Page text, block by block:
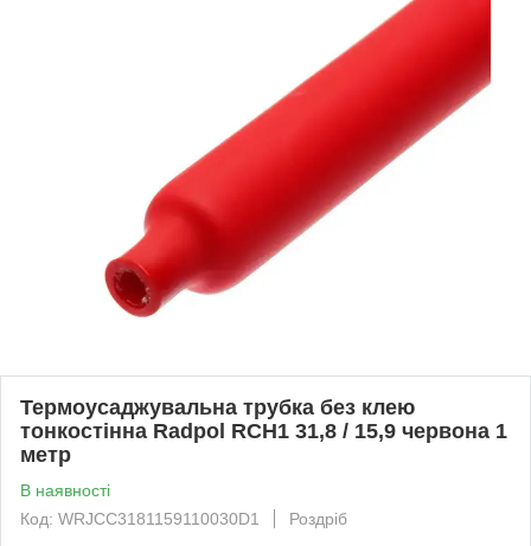
Термоусаджувальна трубка без клею
тонкостінна Radpol RCH1 31,8 / 15,9 червона 1
метр
В наявності
Код: WRJCC3181159110030D1
Роздріб